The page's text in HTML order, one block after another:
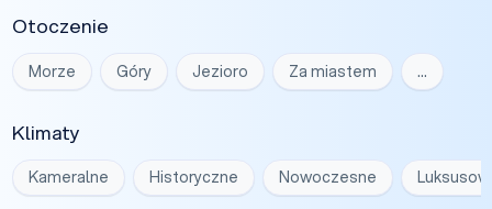
Otoczenie
Morze Góry Jezioro Za miastem …
Klimaty
Kameralne Historyczne Nowoczesne